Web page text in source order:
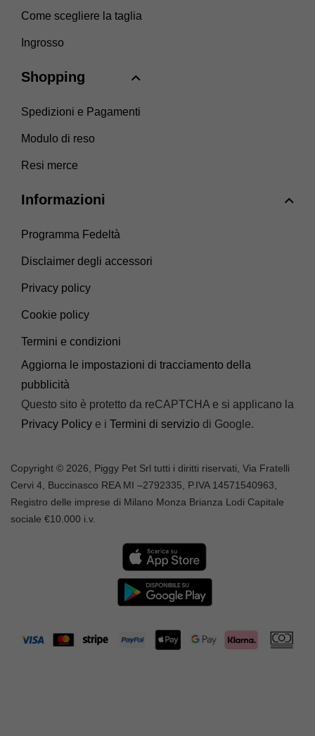
Come scegliere la taglia
Ingrosso
Shopping
Spedizioni e Pagamenti
Modulo di reso
Resi merce
Informazioni
Programma Fedeltà
Disclaimer degli accessori
Privacy policy
Cookie policy
Termini e condizioni
Aggiorna le impostazioni di tracciamento della
pubblicità
Questo sito è protetto da reCAPTCHA e si applicano la
Privacy Policy e i Termini di servizio di Google.
Copyright © 2026, Piggy Pet Srl tutti i diritti riservati, Via Fratelli
Cervi 4, Buccinasco REA MI –2792335 , P.IVA 14571540963,
Registro delle imprese di Milano Monza Brianza Lodi Capitale
sociale €10.000 i.v.